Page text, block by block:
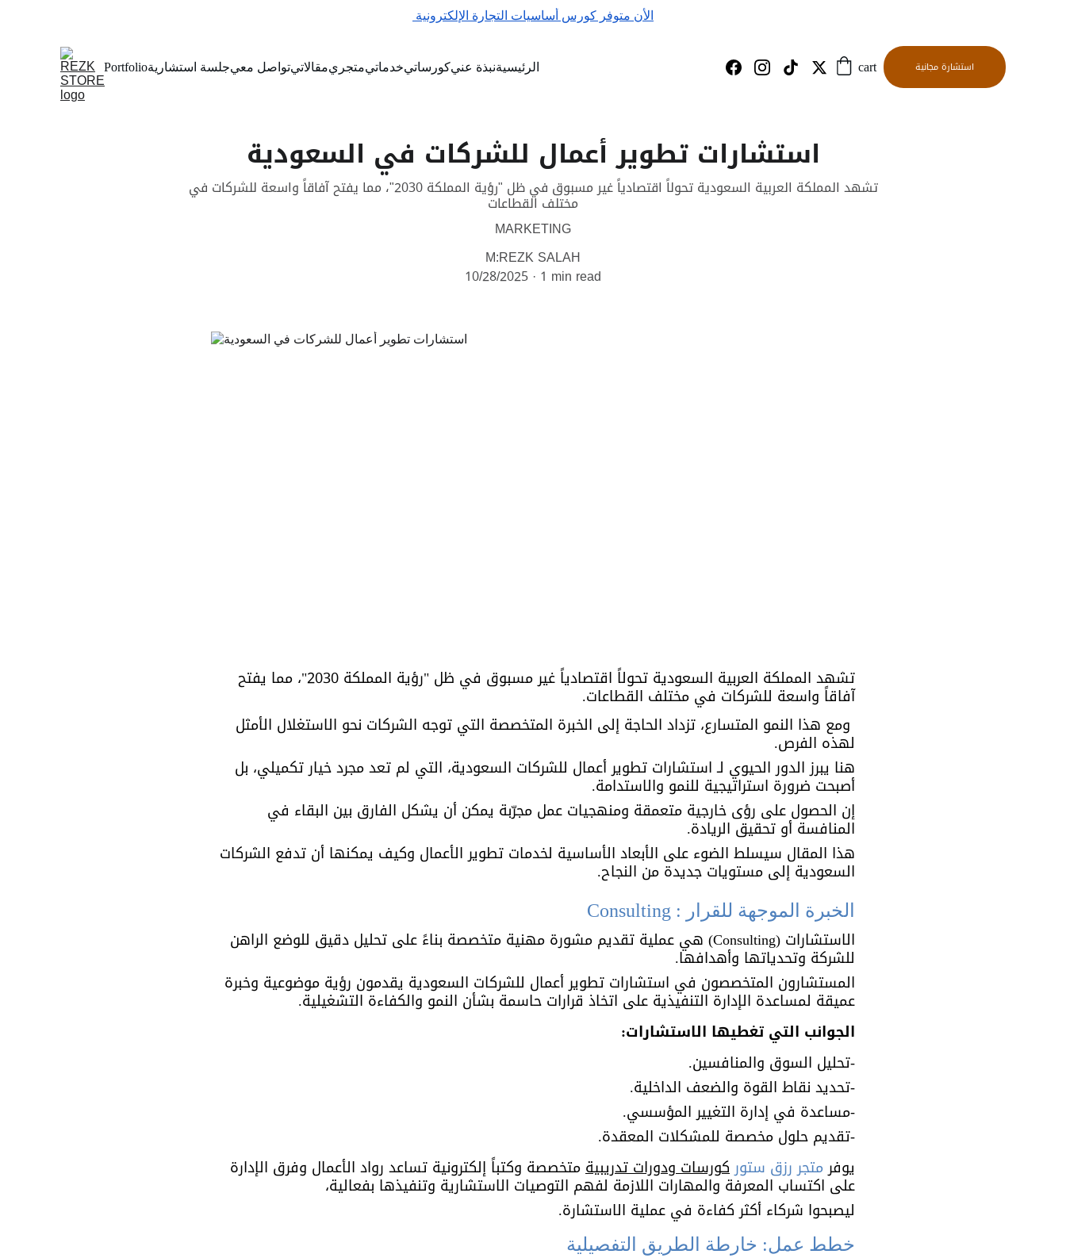
الأن متوفر كورس أساسيات التجارة الإلكترونية
Portfolioجلسة استشاريةتواصل معيمقالاتيمتجريخدماتيكورساتينبذة عنيالرئيسية cart استشارة مجانية
استشارات تطوير أعمال للشركات في السعودية
تشهد المملكة العربية السعودية تحولاً اقتصادياً غير مسبوق في ظل "رؤية المملكة 2030"، مما يفتح آفاقاً واسعة للشركات في
مختلف القطاعات
MARKETING
M:REZK SALAH
10/28/2025 1 min read
تشهد المملكة العربية السعودية تحولاً اقتصادياً غير مسبوق في ظل "رؤية المملكة 2030"، مما يفتح
آفاقاً واسعة للشركات في مختلف القطاعات.
ومع هذا النمو المتسارع، تزداد الحاجة إلى الخبرة المتخصصة التي توجه الشركات نحو الاستغلال الأمثل
لهذه الفرص.
هنا يبرز الدور الحيوي لـ استشارات تطوير أعمال للشركات السعودية، التي لم تعد مجرد خيار تكميلي، بل
أصبحت ضرورة استراتيجية للنمو والاستدامة.
إن الحصول على رؤى خارجية متعمقة ومنهجيات عمل مجرّبة يمكن أن يشكل الفارق بين البقاء في
المنافسة أو تحقيق الريادة.
هذا المقال سيسلط الضوء على الأبعاد الأساسية لخدمات تطوير الأعمال وكيف يمكنها أن تدفع الشركات
السعودية إلى مستويات جديدة من النجاح.
الخبرة الموجهة للقرار : Consulting
الاستشارات (Consulting) هي عملية تقديم مشورة مهنية متخصصة بناءً على تحليل دقيق للوضع الراهن
للشركة وتحدياتها وأهدافها.
المستشارون المتخصصون في استشارات تطوير أعمال للشركات السعودية يقدمون رؤية موضوعية وخبرة
عميقة لمساعدة الإدارة التنفيذية على اتخاذ قرارات حاسمة بشأن النمو والكفاءة التشغيلية.
الجوانب التي تغطيها الاستشارات:
-تحليل السوق والمنافسين.
-تحديد نقاط القوة والضعف الداخلية.
-مساعدة في إدارة التغيير المؤسسي.
-تقديم حلول مخصصة للمشكلات المعقدة.
يوفر متجر رزق ستوركورسات ودورات تدريبية متخصصة وكتباً إلكترونية تساعد رواد الأعمال وفرق الإدارة
على اكتساب المعرفة والمهارات اللازمة لفهم التوصيات الاستشارية وتنفيذها بفعالية،
ليصبحوا شركاء أكثر كفاءة في عملية الاستشارة.
خطط عمل: خارطة الطريق التفصيلية